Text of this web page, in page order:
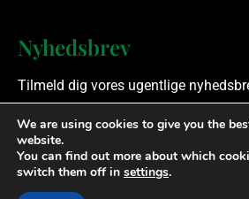
Nyhedsbrev
Tilmeld dig vores ugentlige
spammer.
Ophavsret © 2023 Finansielle
forbeholdes.
We are using cookies to give you the
website.
You can find out more about which
switch them off in settings.